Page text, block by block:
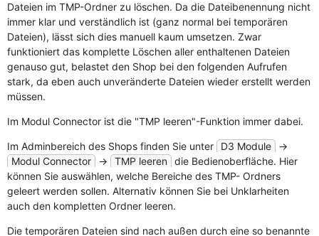
Dateien im TMP-Ordner zu löschen. Da die Dateibenennung nicht
immer klar und verständlich ist (ganz normal bei temporären
Dateien), lässt sich dies manuell kaum umsetzen. Zwar
funktioniert das komplette Löschen aller enthaltenen Dateien
genauso gut, belastet den Shop bei den folgenden Aufrufen
stark, da eben auch unveränderte Dateien wieder erstellt werden
müssen.
Im Modul Connector ist die "TMP leeren"-Funktion immer dabei.
Im Adminbereich des Shops finden Sie unter D3 Module
->
Modul Connector
-> TMP leeren die Bedienoberfläche. Hier
können Sie auswählen, welche Bereiche des TMP- Ordners
geleert werden sollen. Alternativ können Sie bei Unklarheiten
auch den kompletten Ordner leeren.
Die temporären Dateien sind nach außen durch eine so benannte